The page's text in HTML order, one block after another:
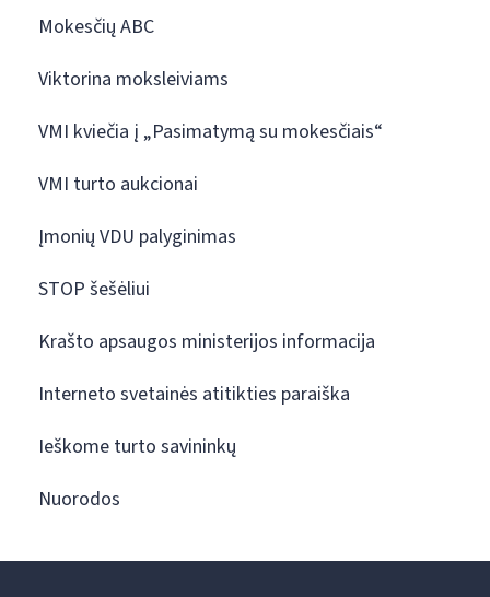
Mokesčių ABC
Viktorina moksleiviams
VMI kviečia į „Pasimatymą su mokesčiais“
VMI turto aukcionai
Įmonių VDU palyginimas
STOP šešėliui
Krašto apsaugos ministerijos informacija
Interneto svetainės atitikties paraiška
Ieškome turto savininkų
Nuorodos